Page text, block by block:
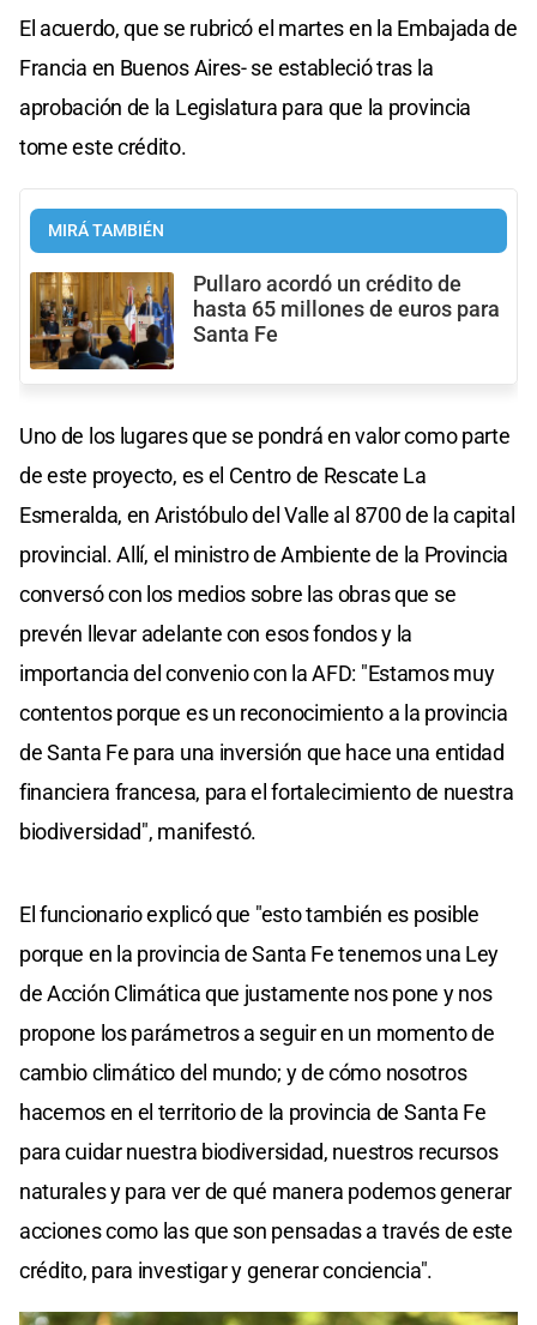
El acuerdo, que se rubricó el martes en la Embajada de
Francia en Buenos Aires- se estableció tras la
aprobación de la Legislatura para que la provincia
tome este crédito.
MIRÁ TAMBIÉN
Pullaro acordó un crédito de
hasta 65 millones de euros para
Santa Fe
Uno de los lugares que se pondrá en valor como parte
de este proyecto, es el Centro de Rescate La
Esmeralda, en Aristóbulo del Valle al 8700 de la capital
provincial. Allí, el ministro de Ambiente de la Provincia
conversó con los medios sobre las obras que se
prevén llevar adelante con esos fondos y la
importancia del convenio con la AFD: "Estamos muy
contentos porque es un reconocimiento a la provincia
de Santa Fe para una inversión que hace una entidad
financiera francesa, para el fortalecimiento de nuestra
biodiversidad", manifestó.
El funcionario explicó que "esto también es posible
porque en la provincia de Santa Fe tenemos una Ley
de Acción Climática que justamente nos pone y nos
propone los parámetros a seguir en un momento de
cambio climático del mundo; y de cómo nosotros
hacemos en el territorio de la provincia de Santa Fe
para cuidar nuestra biodiversidad, nuestros recursos
naturales y para ver de qué manera podemos generar
acciones como las que son pensadas a través de este
crédito, para investigar y generar conciencia".